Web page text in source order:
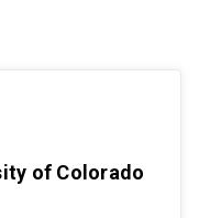
of Colorado